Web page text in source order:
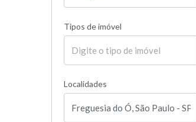
Tipos de imóvel
Localidades